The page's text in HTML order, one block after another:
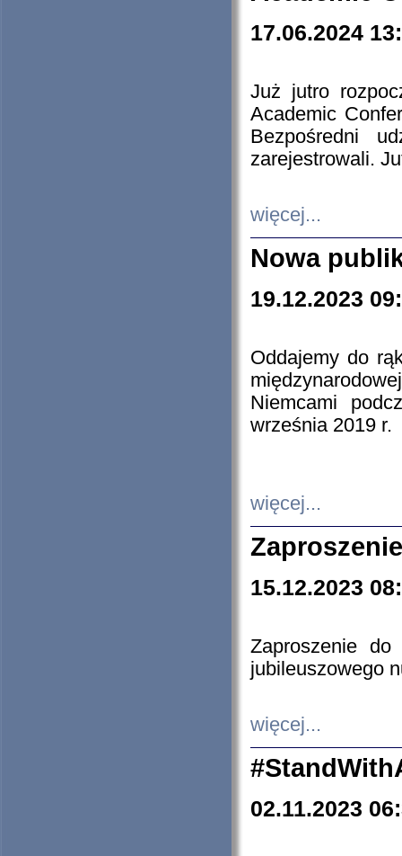
17.06.2024
Już jutro
Academic
Bezpośredni
zarejestrowali.
więcej...
Nowa
19.12.2023
Oddajemy do
Niemcami
września 2019 r.
więcej...
15.12.2023
Zaproszenie do
jubileuszowego
więcej...
02.11.2023